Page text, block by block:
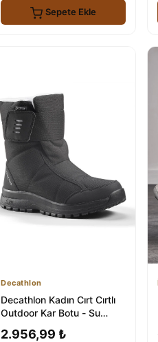
Sepete Ekle
Decathlon
Decathlon Kadın Cırt Cırtlı
Outdoor Kar Botu - Su
2.956,99 ₺